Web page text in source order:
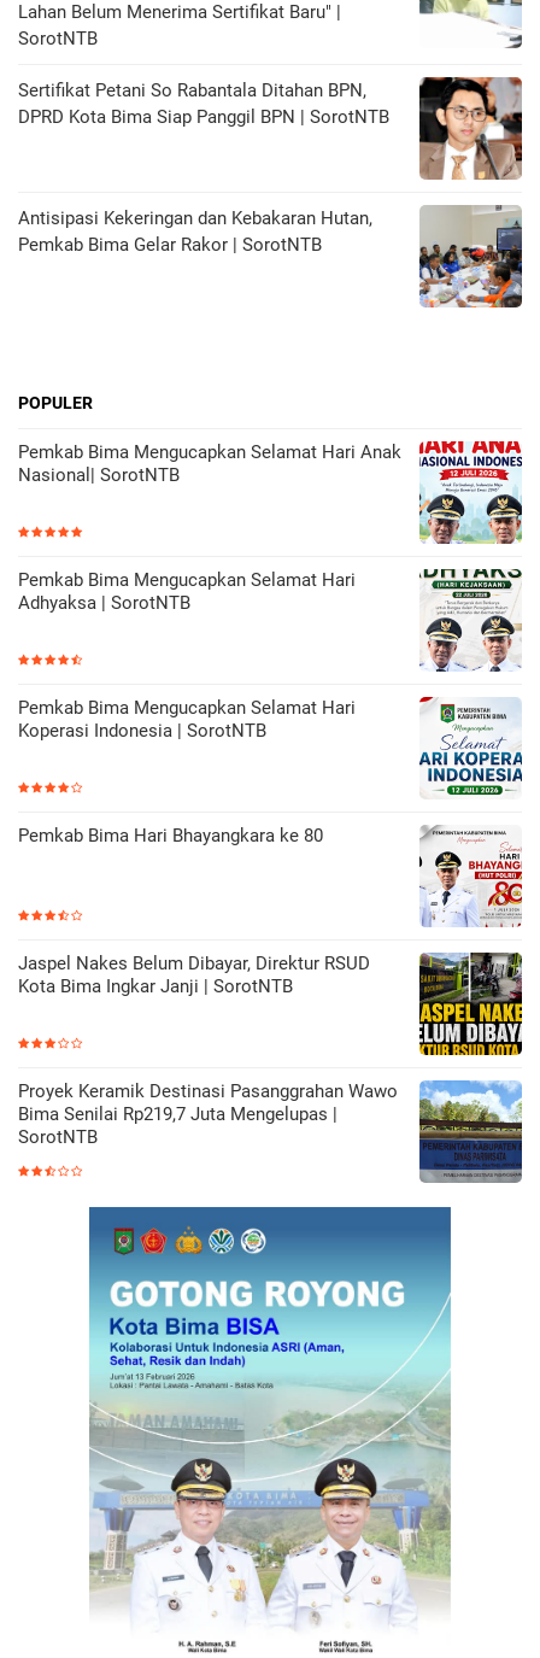
Lahan Belum Menerima Sertifikat Baru" |
SorotNTB
Sertifikat Petani So Rabantala Ditahan BPN,
DPRD Kota Bima Siap Panggil BPN | SorotNTB
Antisipasi Kekeringan dan Kebakaran Hutan,
Pemkab Bima Gelar Rakor | SorotNTB
POPULER
Pemkab Bima Mengucapkan Selamat Hari Anak
Nasional| SorotNTB
Pemkab Bima Mengucapkan Selamat Hari
Adhyaksa | SorotNTB
Pemkab Bima Mengucapkan Selamat Hari
Koperasi Indonesia | SorotNTB
Pemkab Bima Hari Bhayangkara ke 80
Jaspel Nakes Belum Dibayar, Direktur RSUD
Kota Bima Ingkar Janji | SorotNTB
Proyek Keramik Destinasi Pasanggrahan Wawo
Bima Senilai Rp219,7 Juta Mengelupas |
SorotNTB